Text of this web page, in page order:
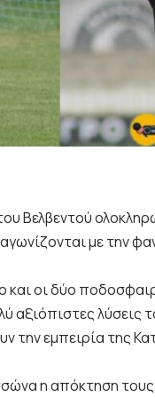
Βελβεντού
με την
οι δύο
αξιόπιστες λύσεις
την εμπειρία της
η απόκτηση